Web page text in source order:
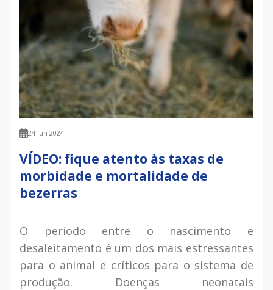
24 jun 2024
VÍDEO: fique atento às taxas de
morbidade e mortalidade de
bezerras
O período entre o nascimento e
desaleitamento é um dos mais estressantes
para o animal e críticos para o sistema de
produção. Doenças neonatais